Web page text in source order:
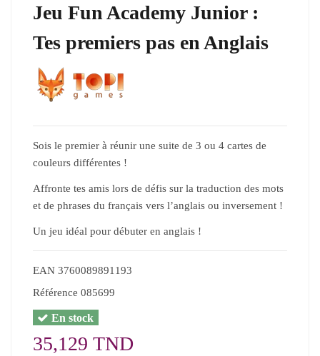
Jeu Fun Academy Junior :
Tes premiers pas en Anglais
Sois le premier à réunir une suite de 3 ou 4 cartes de
couleurs différentes !
Affronte tes amis lors de défis sur la traduction des mots
et de phrases du français vers l’anglais ou inversement !
Un jeu idéal pour débuter en anglais !
EAN 3760089891193
Référence 085699
En stock
35,129 TND